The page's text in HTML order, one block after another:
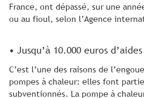
France, ont dépassé, sur une
ou au fioul, selon l’Agence
• Jusqu’à 10.000 euros d’aides
C’est l’une des raisons de
pompes à chaleur: elles font
subventionnés. La pompe à